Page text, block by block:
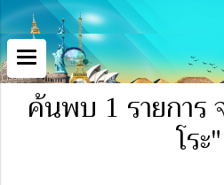
ค้นพบ 1 รายการ
โระ"